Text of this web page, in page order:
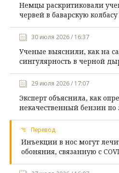
Немцы раскритиковали
червей в баварскую колбасу
30 июля 2026 / 16:37
Ученые выяснили, как на
сингулярность в черной
29 июля 2026 / 17:07
Эксперт объяснила, как
некачественный бензин по
Перевод
Инъекции в нос могут
обоняния, связанную с